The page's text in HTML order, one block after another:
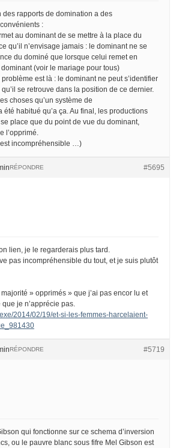
des rapports de domination a des
:
au dominant de se mettre à la place du
qu’il n’envisage jamais : le dominant ne se
du dominé que lorsque celui remet en
(voir le mariage pour tous)
problème est là : le dominant ne peut s’identifier
se retrouve dans la position de ce dernier.
choses qu’un système de
été habitué qu’a ça. Au final, les productions
place que du point de vue du dominant,
l’opprimé.
incompréhensible …)
#5695
RÉPONDRE
lien, je le regarderais plus tard.
pas incompréhensible du tout, et je suis plutôt
» opprimés » que j’ai pas encor lu et
je n’apprécie pas.
2014/02/19/et-si-les-femmes-harcelaient-
#5719
RÉPONDRE
qui fonctionne sur ce schema d’inversion
ou le pauvre blanc sous fifre Mel Gibson est